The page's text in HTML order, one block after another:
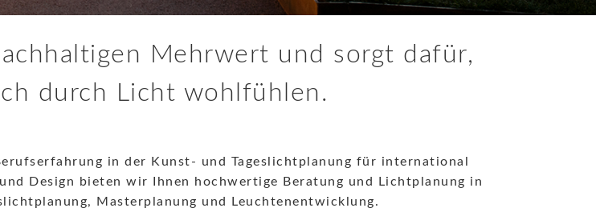
Mehrwert und sorgt dafür,
durch Licht wohlfühlen.
in der Kunst- und Tageslichtplanung für international
Design bieten wir Ihnen hochwertige Beratung und Lichtplanung in
Masterplanung und Leuchtenentwicklung.